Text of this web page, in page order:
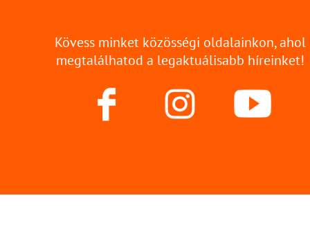
Kövess minket közösségi oldalainkon, ahol
megtalálhatod a legaktuálisabb híreinket!